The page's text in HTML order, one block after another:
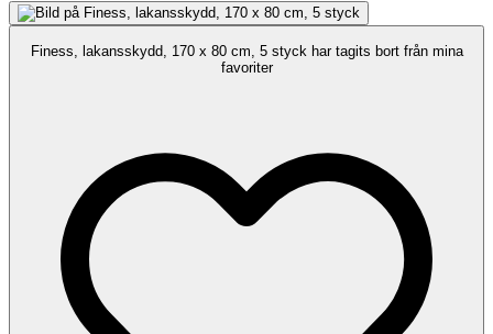
Finess, lakansskydd, 170 x 80 cm, 5 styck har tagits bort från mina
favoriter